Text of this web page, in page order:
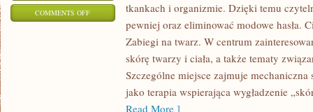
COMMENTS OFFON
ZABIEGÓW
tkankach i organizmie. Dzięki temu
pewniej oraz eliminować modowe hasła.
Zabiegi na twarz. W centrum
skórę twarzy i ciała, a także tematy
Szczególne miejsce zajmuje
jako terapia wspierająca wygładzenie
Read More ]